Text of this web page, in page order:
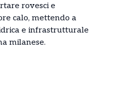
rovesci e
calo, mettendo a
e infrastrutturale
milanese.